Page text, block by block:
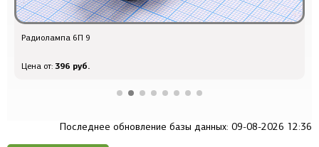
Радиолампа 6П 9
Цена от: 396 руб.
Последнее обновление базы данных: 09-08-2026 12:36